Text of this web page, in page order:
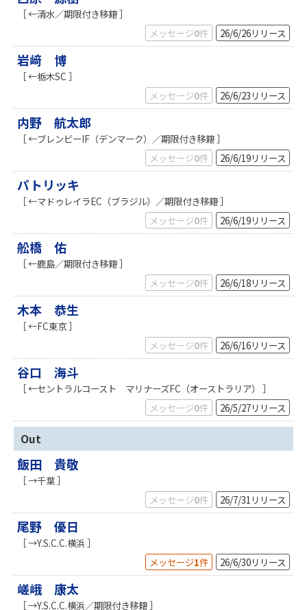
［ ←清水／期限付き移籍 ］
メッセージ0件 26/6/26リリース
岩﨑 博
［ ←栃木SC ］
メッセージ0件 26/6/23 リリース
内野 航太郎
［ ←ブレンビーIF（デンマーク）／期限付き移籍 ］
メッセージ0件 26/6/19リリース
パトリッキ
［ ←マドゥレイラEC（ブラジル）／期限付き移籍 ］
メッセージ0件 26/6/19リリース
舩橋 佑
［ ←鹿島／期限付き移籍 ］
メッセージ0件 26/6/18リリース
木本 恭生
［ ←FC東京 ］
メッセージ0件 26/6/16リリース
谷口 海斗
［ ←セントラルコースト マリナーズFC（オーストラリア） ］
メッセージ0件 26/5/27リリース
Out
飯田 貴敬
［ →千葉 ］
メッセージ0件 26/7/31 リリース
尾野 優日
［ →Y.S.C.C.横浜 ］
メッセージ1件 26/6/30リリース
嵯峨 康太
［ →Y.S.C.C.横浜／期限付き移籍 ］